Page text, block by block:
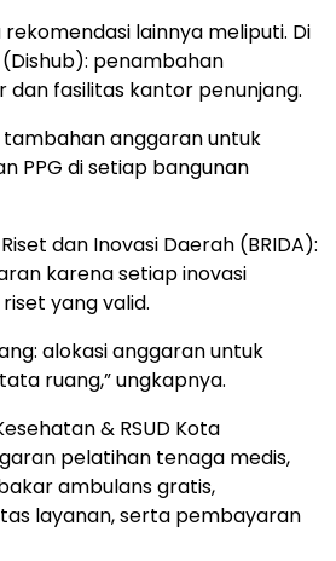
lainnya meliputi. Di
penambahan
dan fasilitas kantor penunjang.
tambahan anggaran untuk
PPG di setiap bangunan
dan Inovasi Daerah (BRIDA):
karena setiap inovasi
yang valid.
alokasi anggaran untuk
ruang,” ungkapnya.
& RSUD Kota
pelatihan tenaga medis,
ambulans gratis,
layanan, serta pembayaran